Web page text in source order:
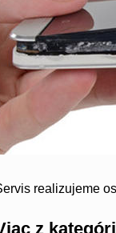
realizujeme
z